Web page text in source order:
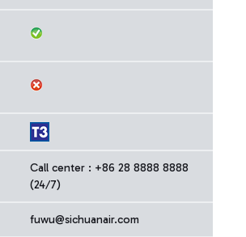
Call center : +86 28 8888 8888
(24/7)
fuwu@sichuanair.com